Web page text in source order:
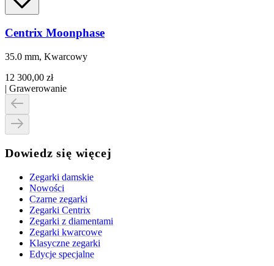
Centrix Moonphase
35.0 mm, Kwarcowy
12 300,00 zł
| Grawerowanie
Dowiedz się więcej
Zegarki damskie
Nowości
Czarne zegarki
Zegarki Centrix
Zegarki z diamentami
Zegarki kwarcowe
Klasyczne zegarki
Edycje specjalne